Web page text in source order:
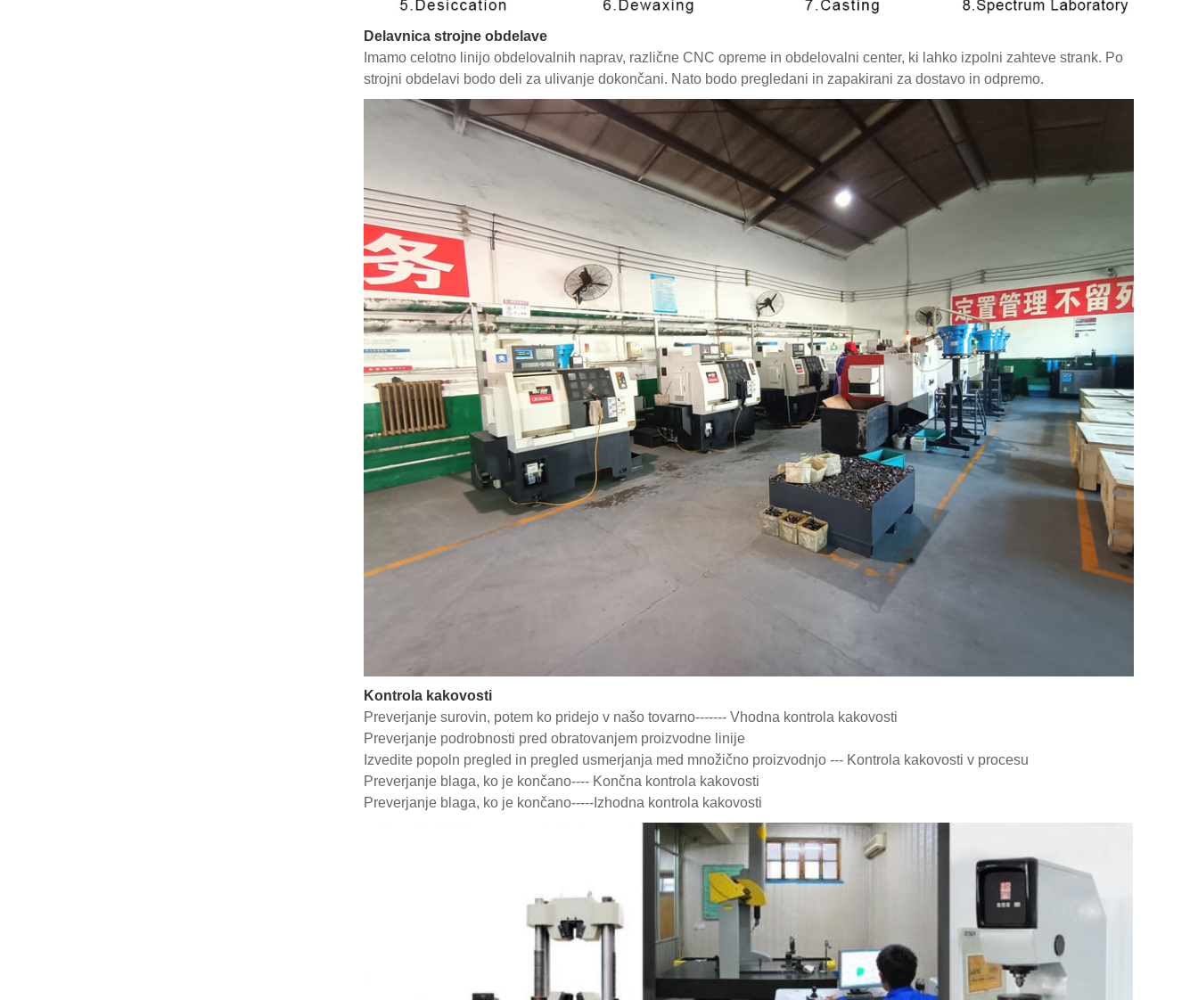
Delavnica strojne obdelave
Imamo celotno linijo obdelovalnih naprav, različne CNC opreme in obdelovalni center, ki lahko izpolni zahteve strank. Po
strojni obdelavi bodo deli za ulivanje dokončani. Nato bodo pregledani in zapakirani za dostavo in odpremo.
Kontrola kakovosti
Preverjanje surovin, potem ko pridejo v našo tovarno------- Vhodna kontrola kakovosti
Preverjanje podrobnosti pred obratovanjem proizvodne linije
Izvedite popoln pregled in pregled usmerjanja med množično proizvodnjo --- Kontrola kakovosti v procesu
Preverjanje blaga, ko je končano---- Končna kontrola kakovosti
Preverjanje blaga, ko je končano-----Izhodna kontrola kakovosti